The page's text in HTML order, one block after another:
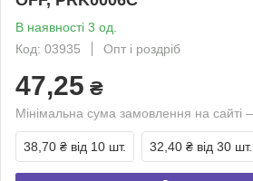
В наявності 3 од.
Код: 03935
Опт і роздріб
47,25 ₴
Мінімальна сума замовлення на сайті
38,70 ₴ від 10 шт. 32,40 ₴ від 30 шт.